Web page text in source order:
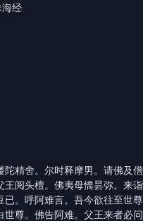
经
精舍。尔时释摩男。请佛及僧
阅头檀。佛夷母憍昙弥。来诣
。呼阿难言。吾今欲往至世尊
尊。佛告阿难。父王来者必问